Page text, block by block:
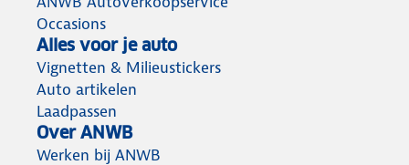
Occasions
Alles voor je auto
Vignetten & Milieustickers
Auto artikelen
Laadpassen
Over ANWB
Werken bij ANWB